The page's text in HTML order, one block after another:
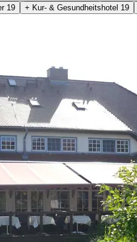
19 + Kur- & Gesundheitshotel 19